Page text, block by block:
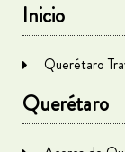
Inicio
Querétaro
Querétaro